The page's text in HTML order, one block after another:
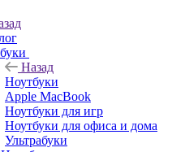
Назад
Ноутбуки
Apple MacBook
Ноутбуки для игр
Ноутбуки для офиса и дома
Ультрабуки